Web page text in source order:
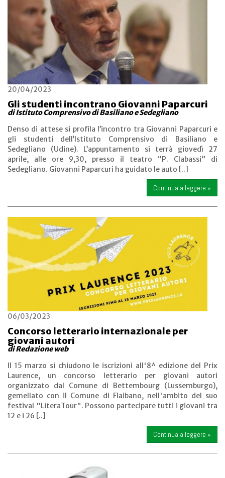
20/04/2023
Gli studenti incontrano Giovanni Paparcuri
di Istituto Comprensivo di Basiliano e Sedegliano
Denso di attese si profila l’incontro tra Giovanni Paparcuri e
gli studenti dell’Istituto Comprensivo di Basiliano e
Sedegliano (Udine). L’appuntamento si terrà giovedì 27
aprile, alle ore 9,30, presso il teatro “P. Clabassi” di
Sedegliano. Giovanni Paparcuri ha guidato le auto [..]
Continua a leggere »
06/03/2023
Concorso letterario internazionale per
giovani autori
di Redazione web
Il 15 marzo si chiudono le iscrizioni all'8^ edizione del Prix
Laurence, un concorso letterario per giovani autori
organizzato dal Comune di Bettembourg (Lussemburgo),
gemellato con il Comune di Flaibano, nell'ambito del suo
festival "LiteraTour". Possono partecipare tutti i giovani tra
12 e i 26 [..]
Continua a leggere »